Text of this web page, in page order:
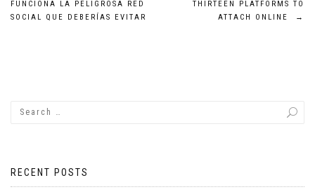
navigation
FUNCIONA LA PELIGROSA RED
SOCIAL QUE DEBERÍAS EVITAR
THIRTEEN PLATFORMS TO
ATTACH ONLINE
→
RECENT POSTS